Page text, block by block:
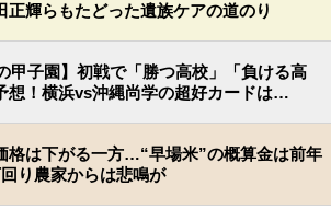
正輝らもたどった遺族ケアの道のり
甲子園】初戦で「勝つ高校」「負ける高
想！横浜vs沖縄尚学の超好カードは…
格は下がる一方…“早場米”の概算金は前年
り農家からは悲鳴が